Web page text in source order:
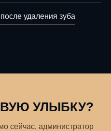
удаления зуба
УЛЫБКУ?
сейчас, администратор